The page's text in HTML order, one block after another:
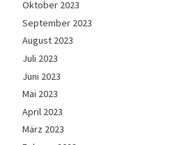
Oktober 2023
September 2023
August 2023
Juli 2023
Juni 2023
Mai 2023
April 2023
März 2023